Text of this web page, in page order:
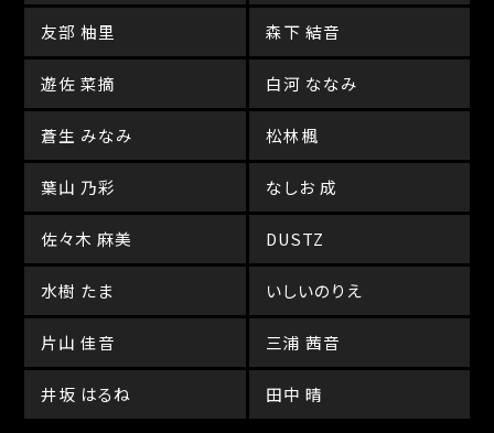
友部 柚里 森下 結音
遊佐 菜摘 白河 ななみ
蒼生 みなみ 松林楓
葉山 乃彩 なしお 成
佐々木 麻美 DUSTZ
水樹 たま いしいのりえ
片山 佳音 三浦 茜音
井坂 はるね 田中 晴